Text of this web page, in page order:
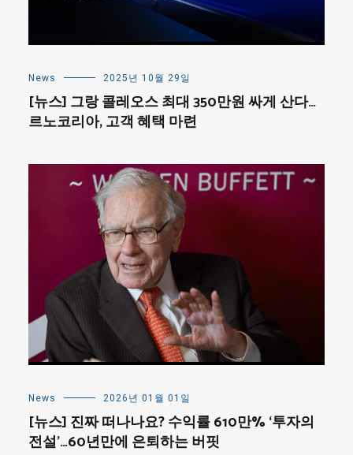
News 2025년 10월 29일
[뉴스] 그랑 콜레오스 최대 350만원 싸게 산다…
르노코리아, 고객 혜택 마련
News 2026년 01월 01일
[뉴스] 진짜 떠나나요? 수익률 610만% ‘투자의
전설’…60년만에 은퇴하는 버핏